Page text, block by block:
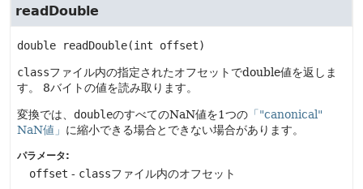
readDouble
double readDouble(int offset)
classファイル内の指定されたオフセットでdouble値を返しま
す。
8バイトの値を読み取ります。
変換では、 doubleのすべてのNaN値を1つの 「"canonical"
NaN値」 に縮小できる場合とできない場合があります。
パラメータ:
offset - classファイル内のオフセット